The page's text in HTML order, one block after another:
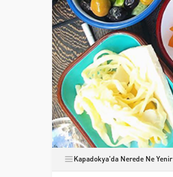
Kapadokya'da Nerede Ne Yenir